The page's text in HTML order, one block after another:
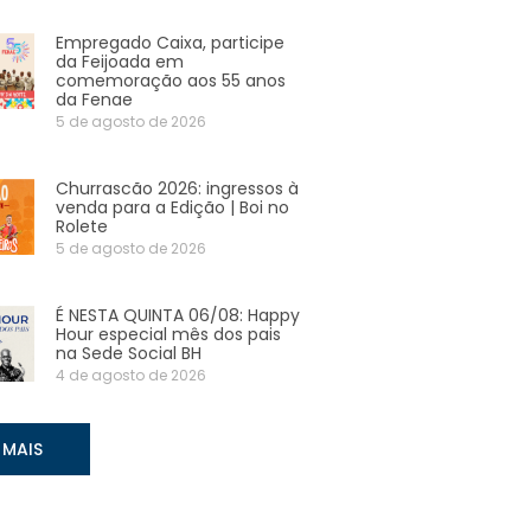
Empregado Caixa, participe
da Feijoada em
comemoração aos 55 anos
da Fenae
5 de agosto de 2026
Churrascão 2026: ingressos à
venda para a Edição | Boi no
Rolete
5 de agosto de 2026
É NESTA QUINTA 06/08: Happy
Hour especial mês dos pais
na Sede Social BH
4 de agosto de 2026